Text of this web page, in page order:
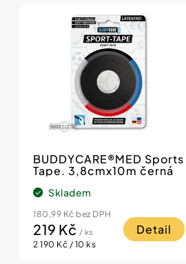
BUDDYCARE®MED Sports
Tape. 3,8cmx10m černá
Skladem
180,99 Kč bez DPH
219 Kč / ks
Měrná
2 190 Kč / 10 ks
Detail